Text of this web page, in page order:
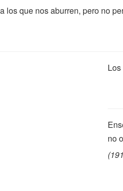
los que nos aburren, pero no
no